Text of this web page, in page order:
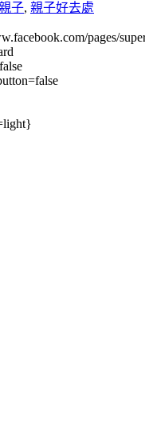
子, 親子好去處
pages/